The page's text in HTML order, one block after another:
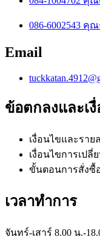
086-6002543 คุ
Email
ข้อตกลงและเ
เงื่อนไขและราย
เงื่อนไขการเปลี่
ขั้นตอนการสั่งซื้
เวลาทำการ
จันทร์-เสาร์ 8.00 น.-